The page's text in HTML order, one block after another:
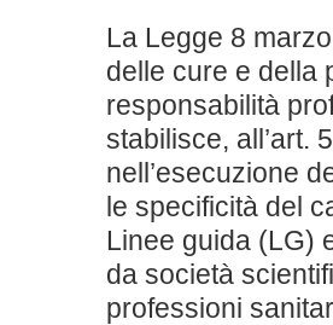
La Legge 8
delle cure e della
responsabilità
stabilisce, all’art.
nell’esecuzione
le specificità del
Linee guida (LG)
da società
professioni